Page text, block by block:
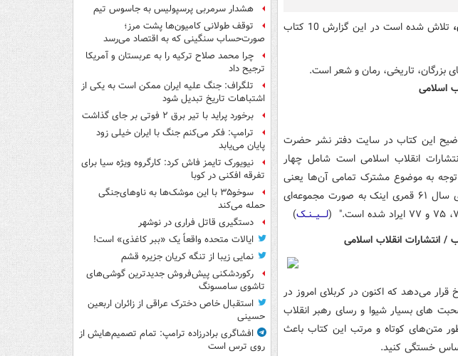
،
تلاش شده است در این گزارش 10 کتاب
این کتاب در سایت دفتر نشر حضرت
انقلاب اسلامی است شامل چهار
به موضوع مشترک تمامی آن‌ها یعنی
تحلیل زمینه‌ها و عوامل مؤثر در بروز حادثه‌ی عاشورای سال ۶۱ قمری اینک به صورت مجموعه‌ای
لــــیـــنــک)
می‌دهد که اکنون در کربلای امروز در
های بسیار شیوا و رسای رهبر انقلاب
متن‌های کوتاه و مرتب این کتاب باعث
خستگی کنید.
هشدار سرمربی پرسپولیس به جاسوس تیم
توقف طولانی کامیون‌ها پشت مرز؛
صورت‌حساب سنگینی که به اقتصاد می‌رسد
چرا محمد صلاح ترکیه را به عربستان و آمریکا
ترجیح داد
تلگراف: جنگ علیه ایران ممکن است به یکی از
اشتباهات تاریخ تبدیل شود
برخورد پراید با تیر برق ۲ فوتی بر جای گذاشت
ترامپ: فکر می‌کنم جنگ با ایران خیلی زود
پایان می‌یابد
نیویورک تایمز فاش کرد: کارگروه ویژه سیا برای
تفرقه افکنی در کوبا
سوخو۳۵ با این موشک‌ها به ناوهای‌جنگی
حمله می‌کند
دستگیری قاتل فراری در نوشهر
ایالات متحده واقعاً یک «ببر کاغذی» است!
نمایی زیبا از تنگه کریان جزیره قشم
رکوردشکنی پیش‌فروش جدیدترین گوشی‌های
تاشوی سامسونگ
استقبال خاص دخترک عراقی از زائران اربعین
حسینی
افشاگری برادرزاده ترامپ: تمام تصمیم‌هایش از
روی ترس است